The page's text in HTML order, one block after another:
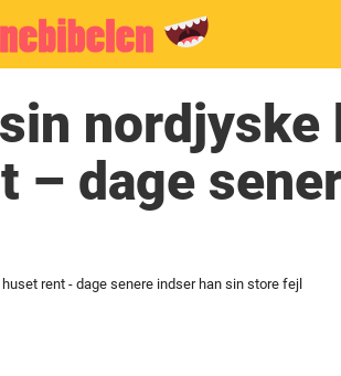
nordjyske
– dage
rent - dage senere indser han sin store fejl